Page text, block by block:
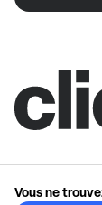
Vous ne